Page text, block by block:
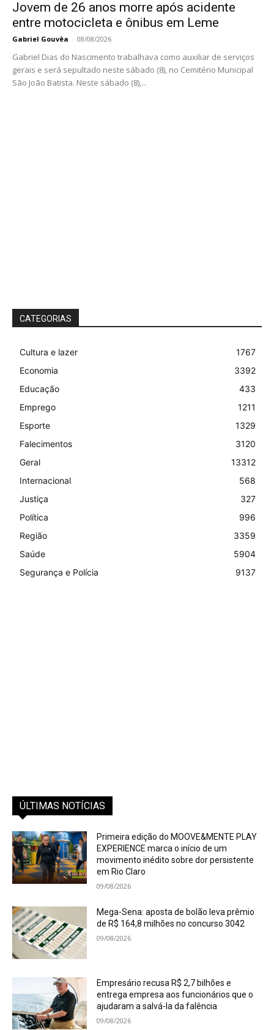
Jovem de 26 anos morre após acidente
entre motocicleta e ônibus em Leme
Gabriel Gouvêa - 08/08/2026
Gabriel Dias do Nascimento trabalhava como auxiliar de serviços
gerais e será sepultado neste sábado (8), no Cemitério Municipal
São João Batista. Neste sábado (8),...
CATEGORIAS
Cultura e lazer
1767
Economia
3392
Educação
433
Emprego
1211
Esporte
1329
Falecimentos
3120
Geral
13312
Internacional
568
Justiça
327
Política
996
Região
3359
Saúde
5904
Segurança e Polícia
9137
ÚLTIMAS NOTÍCIAS
Primeira edição do MOOVE&MENTE PLAY
EXPERIENCE marca o início de um
movimento inédito sobre dor persistente
em Rio Claro
09/08/2026
Mega-Sena: aposta de bolão leva prêmio
de R$ 164,8 milhões no concurso 3042
09/08/2026
Empresário recusa R$ 2,7 bilhões e
entrega empresa aos funcionários que o
ajudaram a salvá-la da falência
09/08/2026